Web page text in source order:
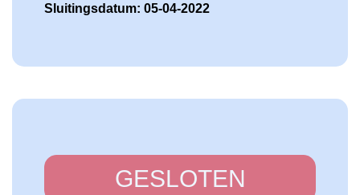
Sluitingsdatum: 05-04-2022
GESLOTEN